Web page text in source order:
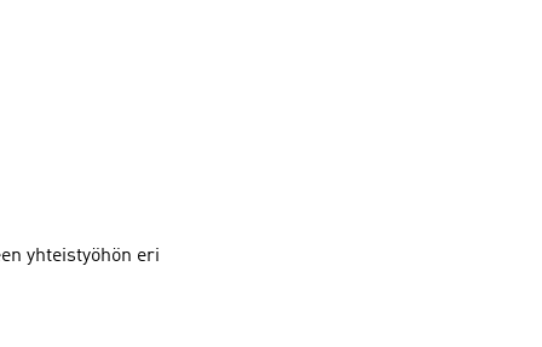
yhteistyöhön eri